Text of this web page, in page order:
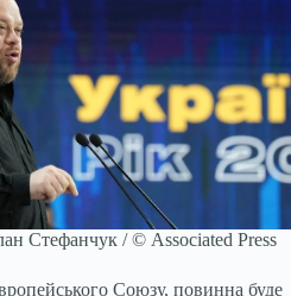
Стефанчук / © Associated Press
Союзу, повинна буде